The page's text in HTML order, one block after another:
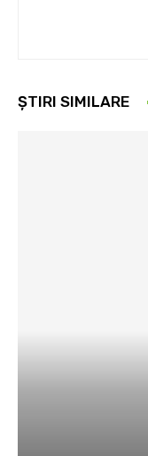
ȘTIRI SIMILARE